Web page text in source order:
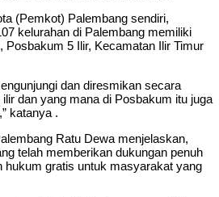
(Pemkot) Palembang sendiri,
kelurahan di Palembang memiliki
Posbakum 5 Ilir, Kecamatan Ilir Timur
dan diresmikan secara
dan yang mana di Posbakum itu juga
katanya .
Ratu Dewa menjelaskan,
telah memberikan dukungan penuh
hukum gratis untuk masyarakat yang